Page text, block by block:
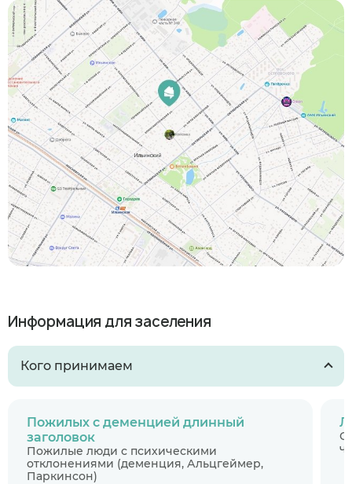
Информация для заселения
Кого принимаем
Пожилых с деменцией длинный
заголовок
Пожилые люди с психическими
отклонениями (деменция, Альцгеймер,
Паркинсон)